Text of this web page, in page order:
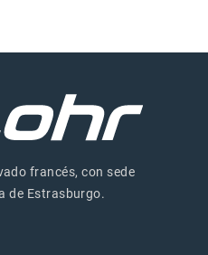
francés, con sede
de Estrasburgo.